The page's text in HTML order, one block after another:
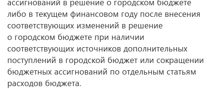
либо в текущем финансовом году после внесения
соответствующих изменений в решение
о городском бюджете при наличии
соответствующих источников дополнительных
поступлений в городской бюджет или сокращении
бюджетных ассигнований по отдельным статьям
расходов бюджета.